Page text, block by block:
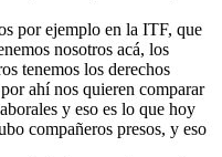
por ejemplo en la ITF, que
nosotros acá, los
tenemos los derechos
ahí nos quieren comparar
y eso es lo que hoy
compañeros presos, y eso